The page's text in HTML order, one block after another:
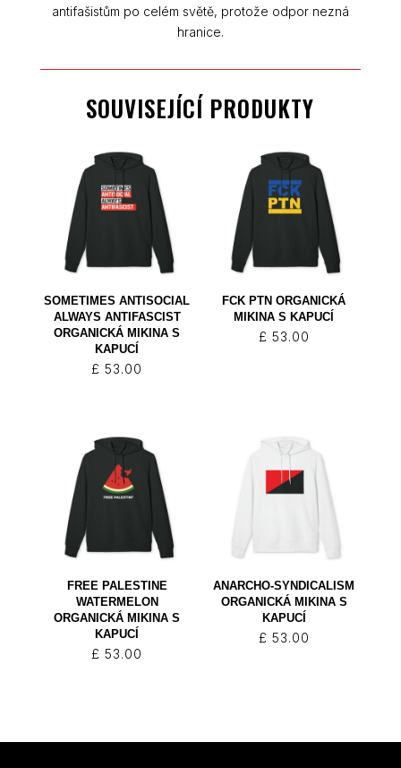
antifašistům po celém světě, protože odpor nezná
hranice.
SOUVISEJÍCÍ PRODUKTY
SOMETIMES ANTISOCIAL
ALWAYS ANTIFASCIST
ORGANICKÁ MIKINA S
KAPUCÍ
£ 53.00
FCK PTN ORGANICKÁ
MIKINA S KAPUCÍ
£ 53.00
FREE PALESTINE
WATERMELON
ORGANICKÁ MIKINA S
KAPUCÍ
£ 53.00
ANARCHO-SYNDICALISM
ORGANICKÁ MIKINA S
KAPUCÍ
£ 53.00